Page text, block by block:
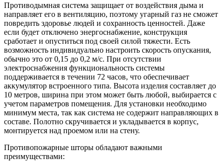
Противодымная система защищает от воздействия дыма и
направляет его в вентиляцию, поэтому угарный газ не сможет
повредить здоровье людей и сохранность ценностей. Даже
если будет отключено энергоснабжение, конструкция
сработает и опуститься под своей силой тяжести. Есть
возможность индивидуально настроить скорость опускания,
обычно это от 0,15 до 0,2 м/с. При отсутствии
электроснабжения функциональность системы
поддерживается в течении 72 часов, что обеспечивает
аккумулятор встроенного типа. Высота изделия составляет до
10 метров, ширина при этом может быть любой, выбирается с
учетом параметров помещения. Для установки необходимо
минимум места, так как система не содержит направляющих в
составе. Полотно скручивается и укладывается в корпус,
монтируется над проемом или на стену.
Противопожарные шторы обладают важными
преимуществами: